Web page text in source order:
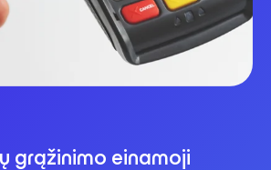
grąžinimo einamoji